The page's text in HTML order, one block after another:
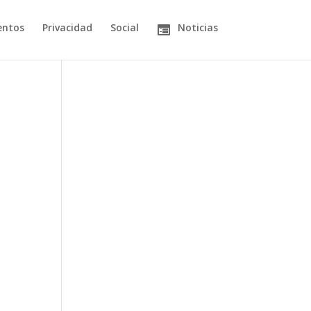
Privacidad Social Noticias